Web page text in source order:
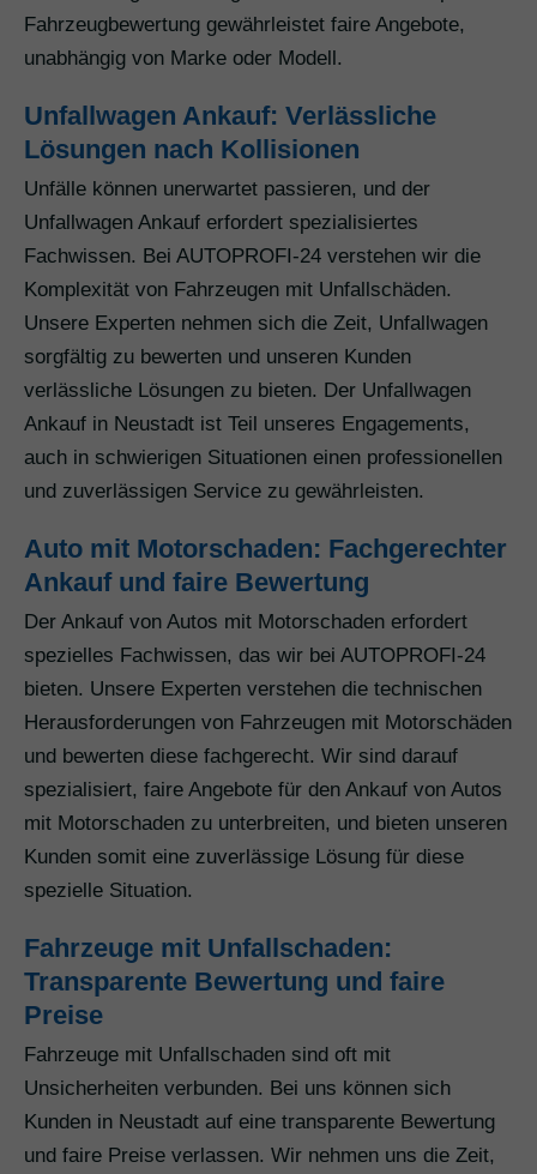
Fahrzeugbewertung gewährleistet faire Angebote,
unabhängig von Marke oder Modell.
Unfallwagen Ankauf: Verlässliche
Lösungen nach Kollisionen
Unfälle können unerwartet passieren, und der
Unfallwagen Ankauf erfordert spezialisiertes
Fachwissen. Bei AUTOPROFI-24 verstehen wir die
Komplexität von Fahrzeugen mit Unfallschäden.
Unsere Experten nehmen sich die Zeit, Unfallwagen
sorgfältig zu bewerten und unseren Kunden
verlässliche Lösungen zu bieten. Der Unfallwagen
Ankauf in Neustadt ist Teil unseres Engagements,
auch in schwierigen Situationen einen professionellen
und zuverlässigen Service zu gewährleisten.
Auto mit Motorschaden: Fachgerechter
Ankauf und faire Bewertung
Der Ankauf von Autos mit Motorschaden erfordert
spezielles Fachwissen, das wir bei AUTOPROFI-24
bieten. Unsere Experten verstehen die technischen
Herausforderungen von Fahrzeugen mit Motorschäden
und bewerten diese fachgerecht. Wir sind darauf
spezialisiert, faire Angebote für den Ankauf von Autos
mit Motorschaden zu unterbreiten, und bieten unseren
Kunden somit eine zuverlässige Lösung für diese
spezielle Situation.
Fahrzeuge mit Unfallschaden:
Transparente Bewertung und faire
Preise
Fahrzeuge mit Unfallschaden sind oft mit
Unsicherheiten verbunden. Bei uns können sich
Kunden in Neustadt auf eine transparente Bewertung
und faire Preise verlassen. Wir nehmen uns die Zeit,